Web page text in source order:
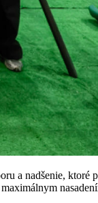
a nadšenie, ktoré